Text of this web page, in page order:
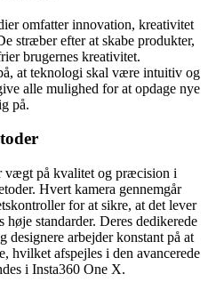
omfatter innovation, kreativitet
stræber efter at skabe produkter,
brugernes kreativitet.
at teknologi skal være intuitiv og
alle mulighed for at opdage nye
på.
vægt på kvalitet og præcision i
Hvert kamera gennemgår
for at sikre, at det lever
høje standarder. Deres dedikerede
designere arbejder konstant på at
hvilket afspejles i den avancerede
i Insta360 One X.